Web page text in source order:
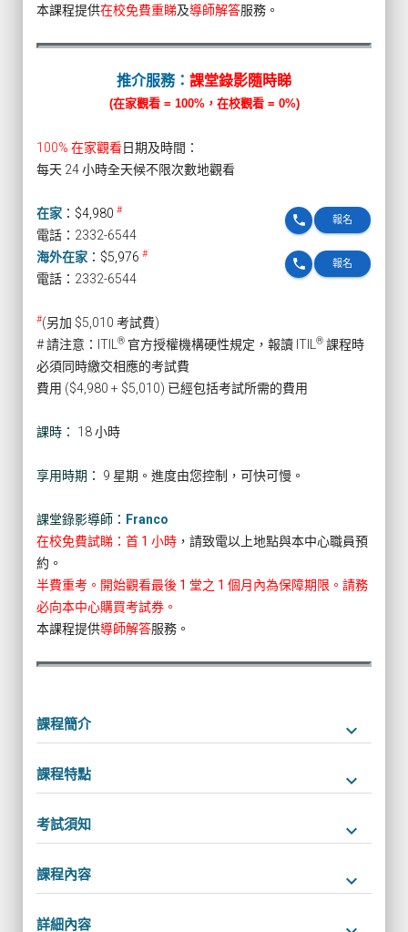
本課程提供在校免費重睇及導師解答服務。
推介服務： 課堂錄影隨時睇
(在家觀看 = 100%，在校觀看 = 0%)
100% 在家觀看日期及時間：
每天 24 小時全天候不限次數地觀看
在家 ： $4,980 #
報名
phone
電話：2332-6544
海外在家 ： $5,976 #
報名
phone
電話：2332-6544
#(另加 $5,010 考試費)
# 請注意：ITIL
® 官方授權機構硬性規定，報讀 ITIL ® 課程時
必須同時繳交相應的考試費
費用 ($4,980 + $5,010) 已經包括考試所需的費用
課時： 18 小時
享用時期： 9 星期。進度由您控制，可快可慢。
課堂錄影導師： Franco
在校免費試睇：首 1 小時 ，請致電以上地點與本中心職員預
約。
半費重考。開始觀看最後 1 堂之 1 個月內為保障期限。請務
必向本中心購買考試券。
本課程提供導師解答服務。
課程簡介 keyboard_arrow_down
課程特點 keyboard_arrow_down
考試須知 keyboard_arrow_down
課程內容 keyboard_arrow_down
詳細內容